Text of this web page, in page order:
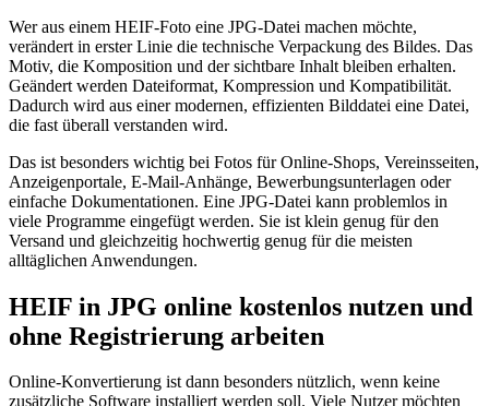
Wer aus einem HEIF-Foto eine JPG-Datei machen möchte,
verändert in erster Linie die technische Verpackung des Bildes. Das
Motiv, die Komposition und der sichtbare Inhalt bleiben erhalten.
Geändert werden Dateiformat, Kompression und Kompatibilität.
Dadurch wird aus einer modernen, effizienten Bilddatei eine Datei,
die fast überall verstanden wird.
Das ist besonders wichtig bei Fotos für Online-Shops, Vereinsseiten,
Anzeigenportale, E-Mail-Anhänge, Bewerbungsunterlagen oder
einfache Dokumentationen. Eine JPG-Datei kann problemlos in
viele Programme eingefügt werden. Sie ist klein genug für den
Versand und gleichzeitig hochwertig genug für die meisten
alltäglichen Anwendungen.
HEIF in JPG online kostenlos nutzen und
ohne Registrierung arbeiten
Online-Konvertierung ist dann besonders nützlich, wenn keine
zusätzliche Software installiert werden soll. Viele Nutzer möchten